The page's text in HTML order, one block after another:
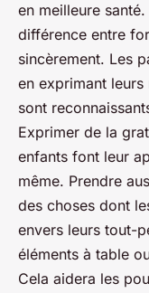
en meilleure
différence entre
sincèrement. Les
en exprimant leurs
sont
Exprimer de la
enfants font leur
même. Prendre
des choses dont
envers leurs tout-
éléments à table
Cela aidera les